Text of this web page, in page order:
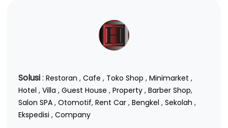
Solusi: Restoran , Cafe , Toko Shop , Minimarket ,
Hotel , Villa , Guest House , Property , Barber Shop,
Salon SPA , Otomotif, Rent Car , Bengkel , Sekolah ,
Ekspedisi , Company